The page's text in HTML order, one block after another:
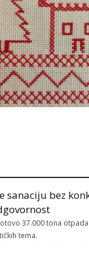
sanaciju bez
37.000 tona
tema.